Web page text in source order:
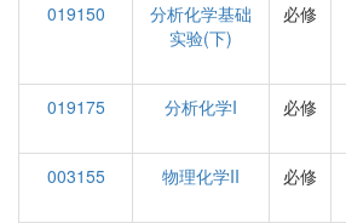
019150
分析化学基础
实验(下)
必修
019175 分析化学I 必修
003155
物理化学II 必修